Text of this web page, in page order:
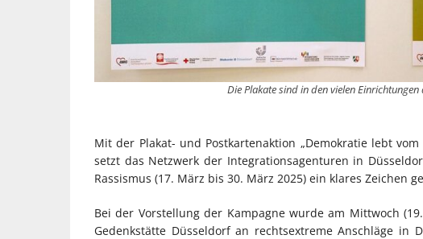
Die Plakate sind in den vielen Einrichtungen
Mit der Plakat- und Postkartenaktion „Demokratie lebt
setzt das Netzwerk der Integrationsagenturen in
Rassismus (17. März bis 30. März 2025) ein klares Zeichen
Bei der Vorstellung der Kampagne wurde am Mittwoch
Gedenkstätte Düsseldorf an rechtsextreme Anschläge in